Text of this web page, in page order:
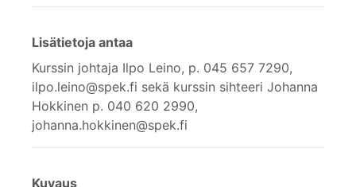
Lisätietoja antaa
Kurssin johtaja Ilpo Leino, p. 045 657 7290,
ilpo.leino@spek.fi sekä kurssin sihteeri Johanna
Hokkinen p. 040 620 2990,
johanna.hokkinen@spek.fi
Kuvaus